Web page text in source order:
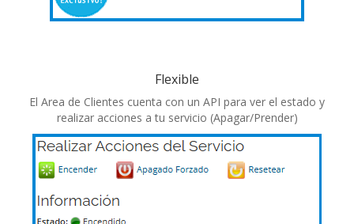
Flexible
El Area de Clientes cuenta con un API para ver el estado y
realizar acciones a tu servicio (Apagar/Prender)